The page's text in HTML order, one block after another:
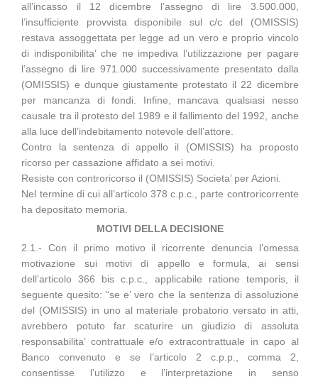
all’incasso il 12 dicembre l’assegno di lire 3.500.000,
l’insufficiente provvista disponibile sul c/c del (OMISSIS)
restava assoggettata per legge ad un vero e proprio vincolo
di indisponibilita’ che ne impediva l’utilizzazione per pagare
l’assegno di lire 971.000 successivamente presentato dalla
(OMISSIS) e dunque giustamente protestato il 22 dicembre
per mancanza di fondi. Infine, mancava qualsiasi nesso
causale tra il protesto del 1989 e il fallimento del 1992, anche
alla luce dell’indebitamento notevole dell’attore.
Contro la sentenza di appello il (OMISSIS) ha proposto
ricorso per cassazione affidato a sei motivi.
Resiste con controricorso il (OMISSIS) Societa’ per Azioni.
Nel termine di cui all’articolo 378 c.p.c., parte controricorrente
ha depositato memoria.
MOTIVI DELLA DECISIONE
2.1.- Con il primo motivo il ricorrente denuncia l’omessa
motivazione sui motivi di appello e formula, ai sensi
dell’articolo 366 bis c.p.c., applicabile ratione temporis, il
seguente quesito: “se e’ vero che la sentenza di assoluzione
del (OMISSIS) in uno al materiale probatorio versato in atti,
avrebbero potuto far scaturire un giudizio di assoluta
responsabilita’ contrattuale e/o extracontrattuale in capo al
Banco convenuto e se l’articolo 2 c.p.p., comma 2,
consentisse l’utilizzo e l’interpretazione in senso